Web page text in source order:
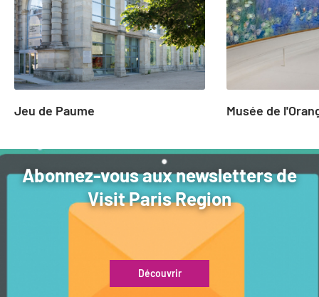
Jeu de Paume Musée de
Abonnez-vous aux newsletters de
Visit Paris Region
Découvrir